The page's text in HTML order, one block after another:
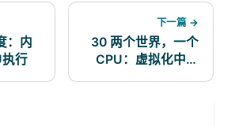
：内
行
下一篇 →
30 两个世界，一个
CPU：虚拟化中的